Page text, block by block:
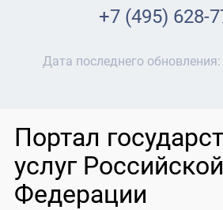
+7 (495) 628-
Дата последнего обновления:
Портал
услуг Российской
Федерации